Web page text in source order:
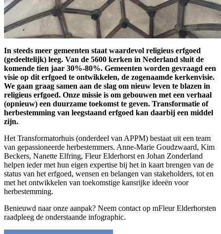
­In steeds meer gemeenten staat waardevol religieus erfgoed
(gedeeltelijk) leeg. Van de 5600 kerken in Nederland sluit de
komende tien jaar 30%-80%. Gemeenten worden gevraagd een
visie op dit erfgoed te ontwikkelen, de zogenaamde kerkenvisie.
We gaan graag samen aan de slag om nieuw leven te blazen in
religieus erfgoed. Onze missie is om gebouwen met een verhaal
(opnieuw) een duurzame toekomst te geven. Transformatie of
herbestemming van leegstaand erfgoed kan daarbij een middel
zijn.
Het Transformatorhuis (onderdeel van APPM) bestaat uit een team
van gepassioneerde herbestemmers. Anne-Marie Goudzwaard, Kim
Beckers, Nanette Elfring, Fleur Elderhorst en Johan Zonderland
helpen ieder met hun eigen expertise bij het in kaart brengen van de
status van het erfgoed, wensen en belangen van stakeholders, tot en
met het ontwikkelen van toekomstige kansrijke ideeën voor
herbestemming.
Benieuwd naar onze aanpak? Neem contact op mFleur Elderhorsten
raadpleeg de onderstaande infographic.